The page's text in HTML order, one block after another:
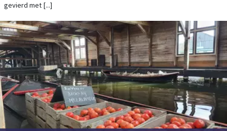
gevierd met [...]